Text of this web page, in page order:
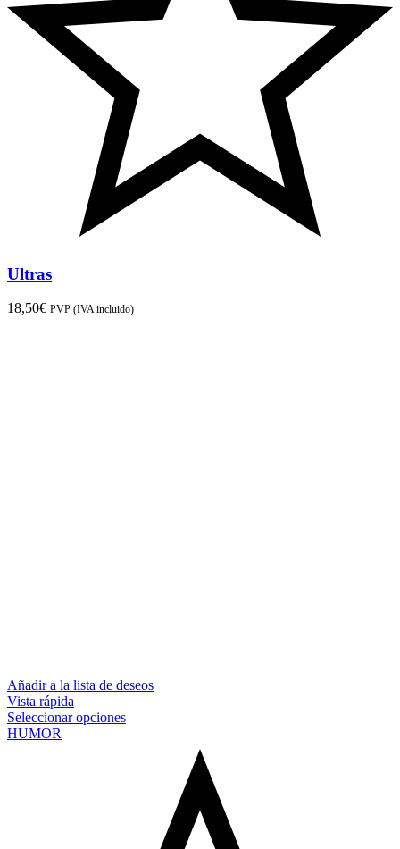
Ultras
18,50€ PVP (IVA incluido)
Añadir a la lista de deseos
Vista rápida
Seleccionar opciones
HUMOR